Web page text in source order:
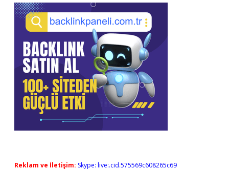
Reklam ve İletişim: Skype: live:.cid.575569c608265c69